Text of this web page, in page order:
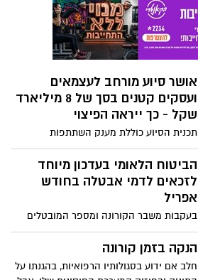
עוד אישרו השרים ניתוחים אסתטיים
אושר סיוע מורחב לעצמאים
ועסקים קטנים בסך של 8 מיליארד
שקל - כך ייראה הפיצוי
תכנית הסיוע כוללת מענק השתתפות
בהוצאות קבועות, שיוכל להגיע עד לסך של
400,000 שקל לעסק, כתלות במידת הירידה
בפעילותו, וכן את הפעימה השנייה במענק
הסיוע המורחב לעצמאים, במסגרתו עצמאים
החייבת שלהם, ועד 10,500 שקל. גובה חבילת
ומתווסף לכלל הצעדים שבוצעו עד כה
הביטוח הלאומי בעדכון מיוחד
לזכאים לדמי אבטלה בחודש
אפריל
בעקבות משבר הקורונה ומספר המובטלים
הרב (הוצאת עובדים רבים לחל"ת) - הביטוח
הלאומי מעדכן על הזכאות לדמי אבטלה
בחודש אפריל, וכן טבלת דמי אבטלה
מעודכנת
הנקה בזמן קורונה
חלב אם ידוע בסגולותיו הרפואיות, בהגנתו על